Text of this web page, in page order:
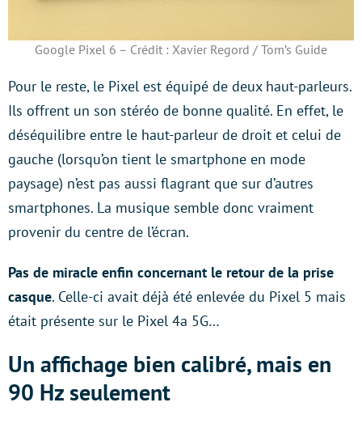
Google Pixel 6 – Crédit : Xavier Regord / Tom’s Guide
Pour le reste, le Pixel est équipé de deux haut-parleurs.
Ils offrent un son stéréo de bonne qualité. En effet, le
déséquilibre entre le haut-parleur de droit et celui de
gauche (lorsqu’on tient le smartphone en mode
paysage) n’est pas aussi flagrant que sur d’autres
smartphones. La musique semble donc vraiment
provenir du centre de l’écran.
Pas de miracle enfin concernant le retour de la prise
casque. Celle-ci avait déjà été enlevée du Pixel 5 mais
était présente sur le Pixel 4a 5G…
Un affichage bien calibré, mais en
90 Hz seulement